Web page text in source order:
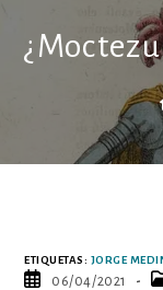
ETIQUETAS: JORGE
Publicación
06/04/2021